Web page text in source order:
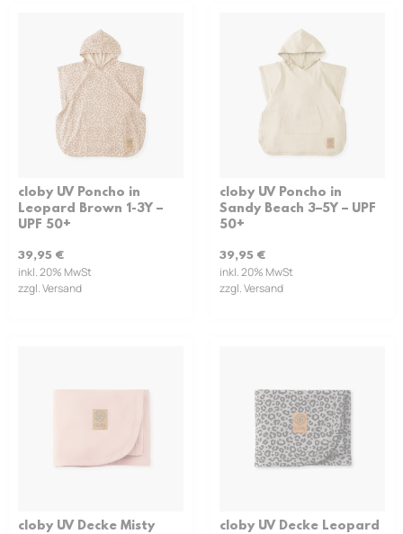
cloby UV Poncho in
Leopard Brown 1-3Y –
UPF 50+
39,95 €
inkl. 20% MwSt
zzgl. Versand
cloby UV Poncho in
Sandy Beach 3–5Y – UPF
50+
39,95 €
inkl. 20% MwSt
zzgl. Versand
cloby UV Decke Misty
cloby UV Decke Leopard